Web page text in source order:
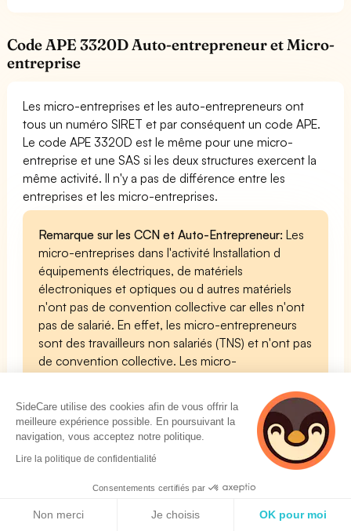
Code APE 3320D Auto-entrepreneur et Micro-
entreprise
Les micro-entreprises et les auto-entrepreneurs ont
tous un numéro SIRET et par conséquent un code APE.
Le code APE 3320D est le même pour une micro-
entreprise et une SAS si les deux structures exercent la
même activité. Il n'y a pas de différence entre les
entreprises et les micro-entreprises.
Remarque sur les CCN et Auto-Entrepreneur: Les
micro-entreprises dans l'activité Installation d
équipements électriques, de matériels
électroniques et optiques ou d autres matériels
n'ont pas de convention collective car elles n'ont
pas de salarié. En effet, les micro-entrepreneurs
sont des travailleurs non salariés (TNS) et n'ont pas
de convention collective. Les micro-
respecter les conventions collectives du code APE
3320D
Code APE 3320D Profession libérale
SideCare utilise des cookies afin de vous offrir la
meilleure expérience possible. En poursuivant la
navigation, vous acceptez notre politique.
Lire la politique de confidentialité
Consentements certifiés par
Non merci Je choisis OK pour moi